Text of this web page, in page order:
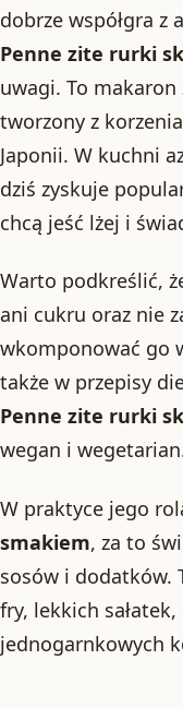
dobrze współgra z
Penne zite rurki
uwagi. To
tworzony z
Japonii. W kuchni
dziś zyskuje
chcą jeść lżej i
Warto podkreślić,
ani cukru oraz nie
wkomponować go
także w przepisy
Penne zite rurki
wegan i
W praktyce jego
smakiem, za to
sosów i dodatków.
fry, lekkich
jednogarnkowych